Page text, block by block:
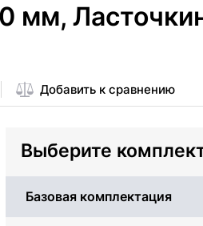
мм,
Добавить к сравнению
Выберите
Базовая комплектация